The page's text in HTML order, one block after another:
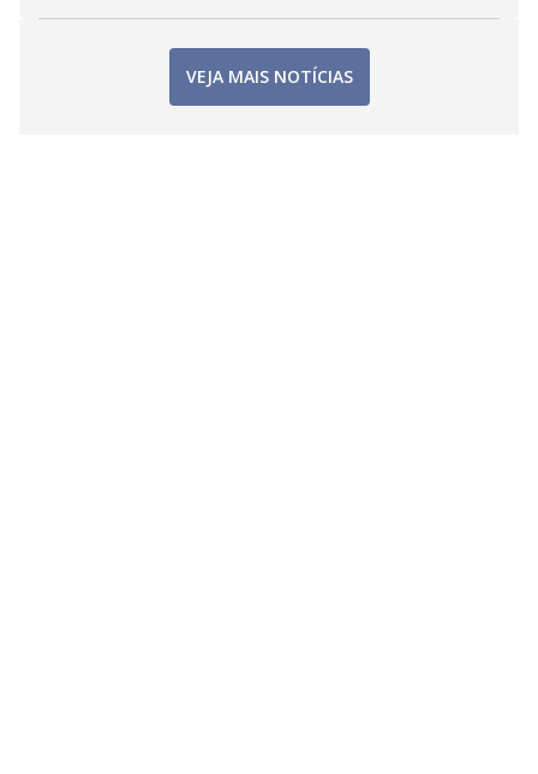
VEJA MAIS NOTÍCIAS